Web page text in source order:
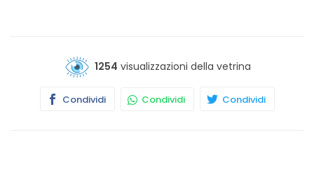
1254 visualizzazioni della vetrina
Condividi Condividi Condividi